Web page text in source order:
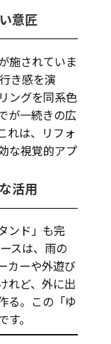
意匠
施されていま
き感を演
ングを同系色
が一続きの広
れは、リフォ
な視覚的アプ
活用
ンド」も完
スは、雨の
カーや外遊び
れど、外に出
る。この「ゆ
。